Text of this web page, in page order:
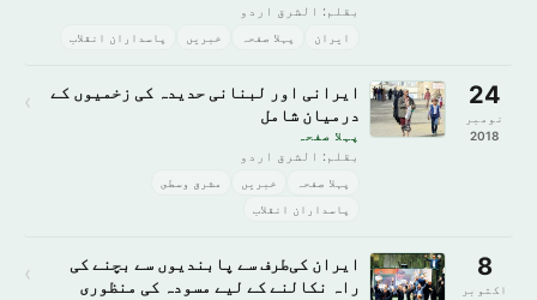
بقلم: الشرق اردو
ایران پہلا صفحہ خبريں پاسداران انقلاب
24
نومبر
2018
ایرانی اور لبنانی حدیدہ کی زخمیوں کے
درمیان شامل
پہلا صفحہ
بقلم: الشرق اردو
پہلا صفحہ خبريں
مشرق وسطى
پاسداران انقلاب
›
8
اکتوبر
ایران کی‌طرف سے پابندیوں سے بچنے کی
راہ نکالنے کے لیے مسودہ کی منظوری
›